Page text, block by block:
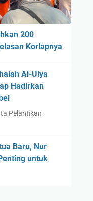
200
Korlapnya
Al-Ulya
Hadirkan
Pelantikan
Baru, Nur
untuk